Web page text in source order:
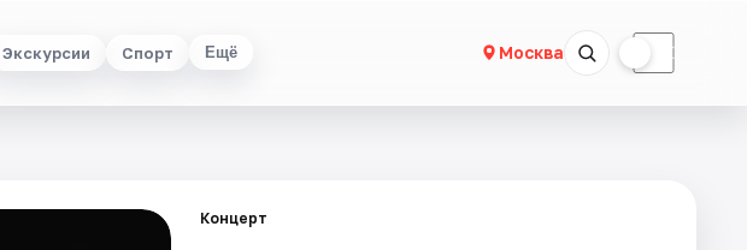
Экскурсии Спорт Ещё Москва ☾
Концерт